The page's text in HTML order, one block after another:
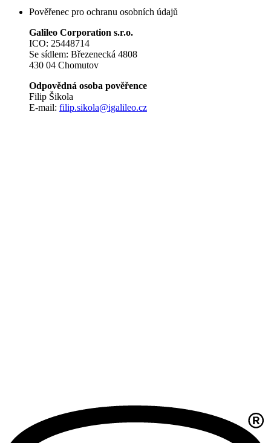
Pověřenec pro ochranu osobních údajů
Galileo Corporation s.r.o.
ICO: 25448714
Se sídlem: Březenecká 4808
430 04 Chomutov
Odpovědná osoba pověřence
Filip Šikola
E-mail: filip.sikola@igalileo.cz